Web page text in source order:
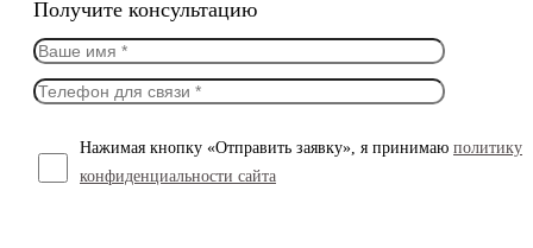
Получите консультацию
Нажимая кнопку «Отправить заявку», я принимаю политику
конфиденциальности сайта